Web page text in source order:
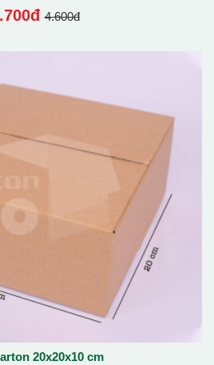
4.600đ
20x20x10 cm